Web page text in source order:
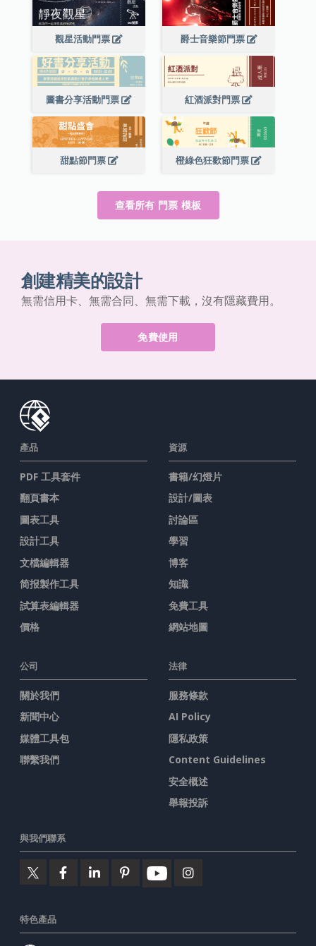
觀星活動門票 爵士音樂節門票
圖書分享活動門票 紅酒派對門票
甜點節門票 橙綠色狂歡節門票
查看所有 門票 模板
創建精美的設計
無需信用卡、無需合同、無需下載，沒有隱藏費用。
免費使用
產品
PDF 工具套件
翻頁書本
圖表工具
設計工具
文檔編輯器
简报製作工具
試算表編輯器
價格
資源
書籍/幻燈片
設計/圖表
討論區
學習
博客
知識
免費工具
網站地圖
公司
關於我們
新聞中心
媒體工具包
聯繫我們
法律
服務條款
AI Policy
隱私政策
Content Guidelines
安全概述
舉報投訴
與我們聯系
特色產品